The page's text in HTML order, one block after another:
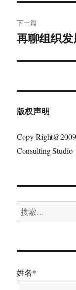
航
文
章：
下一篇
下
文
再聊组织
版权声明
Copy
Consulting Studio
搜
索：
姓名*